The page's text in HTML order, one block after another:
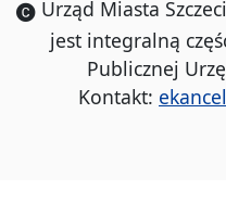
Urząd Miasta
jest integralną
Publicznej
Kontakt: